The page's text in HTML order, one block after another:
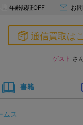
年齢認証OFF お
通信買取は
ゲスト さ
書籍
ムス